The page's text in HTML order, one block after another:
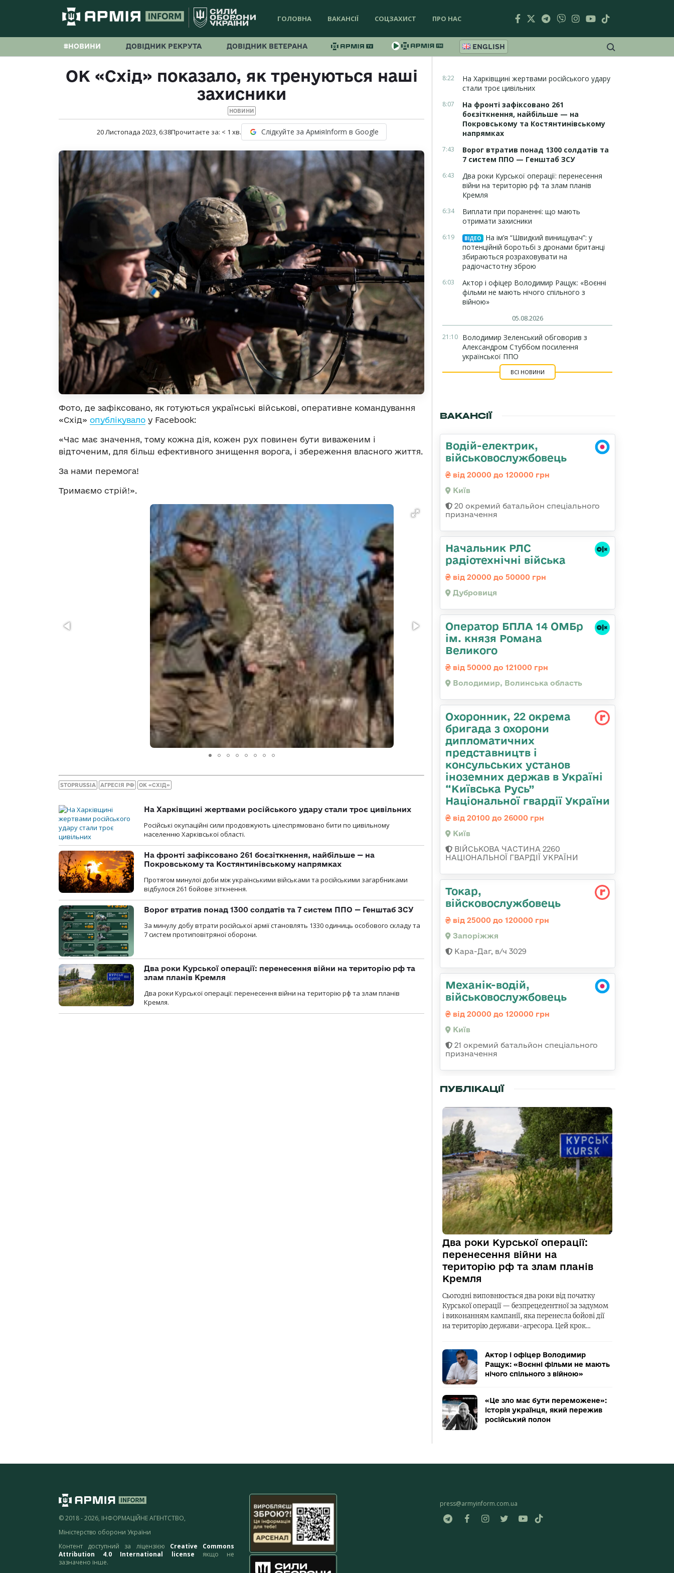
ГОЛОВНА ВАКАНСІЇ СОЦЗАХИСТ ПРО НАС
#НОВИНИ ДОВІДНИК РЕКРУТА ДОВІДНИК ВЕТЕРАНА ENGLISH
ОК «Схід» показало, як тренуються наші
захисники
НОВИНИ
20 Листопада 2023, 6:38Прочитаєте за: < 1 хв. Слідкуйте за АрміяInform в Google
Фото, де зафіксовано, як готуються українські військові, оперативне командування
«Схід» опублікувало у Facebook:
«Час має значення, тому кожна дія, кожен рух повинен бути виваженим і
відточеним, для більш ефективного знищення ворога, і збереження власного життя.
За нами перемога!
Тримаємо стрій!».
STOPRUSSIA АГРЕСІЯ РФ ОК «СХІД»
На Харківщині жертвами російського удару стали троє цивільних
Російські окупаційні сили продовжують цілеспрямовано бити по цивільному
населенню Харківської області.
На фронті зафіксовано 261 боєзіткнення, найбільше — на
Покровському та Костянтинівському напрямках
Протягом минулої доби між українськими військами та російськими загарбниками
відбулося 261 бойове зіткнення.
Ворог втратив понад 1300 солдатів та 7 систем ППО — Генштаб ЗСУ
За минулу добу втрати російської армії становлять 1330 одиниць особового складу та
7 систем протиповітряної оборони.
Два роки Курської операції: перенесення війни на територію рф та
злам планів Кремля
Два роки Курської операції: перенесення війни на територію рф та злам планів
Кремля.
8:22
На Харківщині жертвами російського удару
стали троє цивільних
8:07
На фронті зафіксовано 261
боєзіткнення, найбільше — на
Покровському та Костянтинівському
напрямках
7:43
Ворог втратив понад 1300 солдатів та
7 систем ППО — Генштаб ЗСУ
6:43
Два роки Курської операції: перенесення
війни на територію рф та злам планів
Кремля
6:34
Виплати при пораненні: що мають
отримати захисники
6:19 ВІДЕО
На ім’я “Швидкий винищувач”: у
потенційній боротьбі з дронами британці
збираються розраховувати на
радіочастотну зброю
6:03
Актор і офіцер Володимир Ращук: «Воєнні
фільми не мають нічого спільного з
війною»
05.08.2026
21:10 Володимир Зеленський обговорив з
Александром Стуббом посилення
української ППО
ВСІ НОВИНИ
ВАКАНСІЇ
Водій-електрик,
військовослужбовець
від 20000 до 120000 грн
Київ
20 окремий батальйон спеціального
призначення
Начальник РЛС
радіотехнічні війська
від 20000 до 50000 грн
Дубровиця
Оператор БПЛА 14 ОМБр
ім. князя Романа
Великого
від 50000 до 121000 грн
Володимир, Волинська область
Охоронник, 22 окрема
бригада з охорони
дипломатичних
представництв і
консульських установ
іноземних держав в Україні
“Київська Русь”
Національної гвардії України
від 20100 до 26000 грн
Київ
ВІЙСЬКОВА ЧАСТИНА 2260
НАЦІОНАЛЬНОЇ ГВАРДІЇ УКРАЇНИ
Токар,
війсковослужбовець
від 25000 до 120000 грн
Запоріжжя
Кара-Даг, в/ч 3029
Механік-водій,
військовослужбовець
від 20000 до 120000 грн
Київ
21 окремий батальйон спеціального
призначення
ПУБЛІКАЦІЇ
Два роки Курської операції:
перенесення війни на
територію рф та злам планів
Кремля
Сьогодні виповнюється два роки від початку
Курської операції — безпрецедентної за задумом
і виконанням кампанії, яка перенесла бойові дії
на територію держави-агресора. Цей крок…
Актор і офіцер Володимир
Ращук: «Воєнні фільми не мають
нічого спільного з війною»
«Це зло має бути переможене»:
історія українця, який пережив
російський полон
© 2018 - 2026, ІНФОРМАЦІЙНЕ АГЕНТСТВО,
Міністерство оборони України
Контент доступний за ліцензією Creative Commons
Attribution 4.0 International license якщо не
зазначено інше.
press@armyinform.com.ua